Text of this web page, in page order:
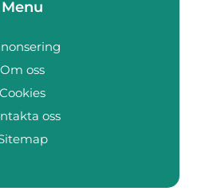
Menu
Om oss
Cookies
oss